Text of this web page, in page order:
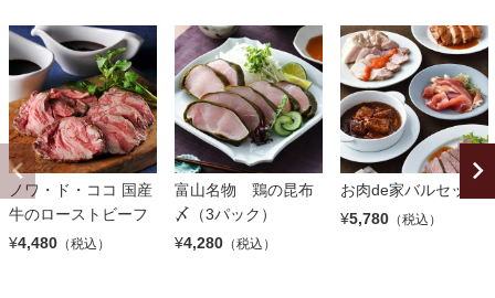
ノワ・ド・ココ 国産
牛のローストビーフ
¥4,480 （税込）
富山名物 鶏の昆布
〆（3パック）
¥4,280 （税込）
お肉de家バルセット
¥5,780 （税込）